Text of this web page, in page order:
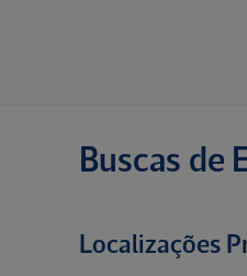
Buscas de
Localizações